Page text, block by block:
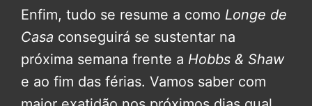
Enfim, tudo se resume a como Longe de
Casa conseguirá se sustentar na
próxima semana frente a Hobbs & Shaw
e ao fim das férias. Vamos saber com